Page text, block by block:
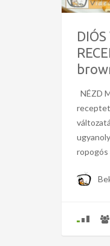
NÉZD
ropogós